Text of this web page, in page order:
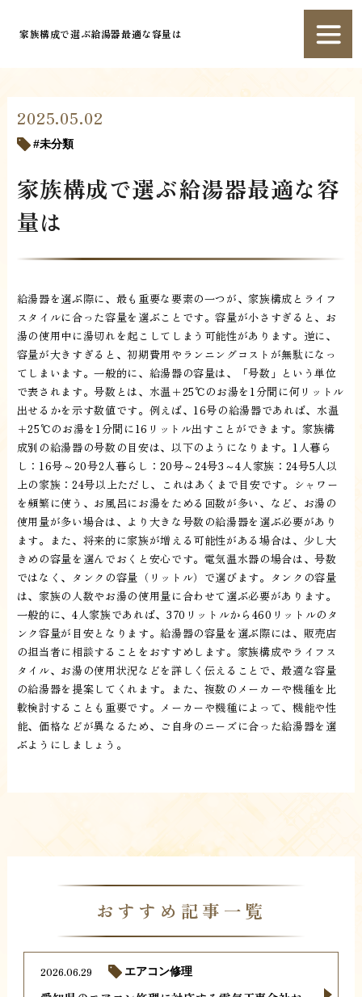
家族構成で選ぶ給湯器最適な容量は
2025.05.02
未分類
家族構成で選ぶ給湯器最適な容
量は
給湯器を選ぶ際に、最も重要な要素の一つが、家族構成とライフ
スタイルに合った容量を選ぶことです。容量が小さすぎると、お
湯の使用中に湯切れを起こしてしまう可能性があります。逆に、
容量が大きすぎると、初期費用やランニングコストが無駄になっ
てしまいます。一般的に、給湯器の容量は、「号数」という単位
で表されます。号数とは、水温＋25℃のお湯を1分間に何リットル
出せるかを示す数値です。例えば、16号の給湯器であれば、水温
＋25℃のお湯を1分間に16リットル出すことができます。家族構
成別の給湯器の号数の目安は、以下のようになります。1人暮ら
し：16号～20号2人暮らし：20号～24号3～4人家族：24号5人以
上の家族：24号以上ただし、これはあくまで目安です。シャワー
を頻繁に使う、お風呂にお湯をためる回数が多い、など、お湯の
使用量が多い場合は、より大きな号数の給湯器を選ぶ必要があり
ます。また、将来的に家族が増える可能性がある場合は、少し大
きめの容量を選んでおくと安心です。電気温水器の場合は、号数
ではなく、タンクの容量（リットル）で選びます。タンクの容量
は、家族の人数やお湯の使用量に合わせて選ぶ必要があります。
一般的に、4人家族であれば、370リットルから460リットルのタ
ンク容量が目安となります。給湯器の容量を選ぶ際には、販売店
の担当者に相談することをおすすめします。家族構成やライフス
タイル、お湯の使用状況などを詳しく伝えることで、最適な容量
の給湯器を提案してくれます。また、複数のメーカーや機種を比
較検討することも重要です。メーカーや機種によって、機能や性
能、価格などが異なるため、ご自身のニーズに合った給湯器を選
ぶようにしましょう。
おすすめ記事一覧
2026.06.29 エアコン修理